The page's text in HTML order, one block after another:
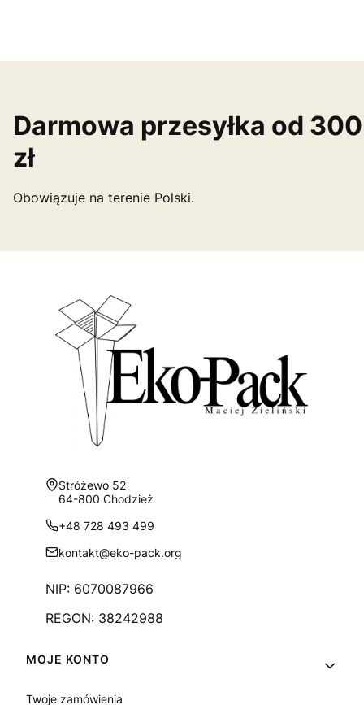
Darmowa przesyłka od 300
zł
Obowiązuje na terenie Polski.
Adres:
Stróżewo 52
64-800 Chodzież
+48 728 493 499
kontakt@eko-pack.org
NIP: 6070087966
REGON: 38242988
Linki w stopce
MOJE KONTO
Twoje zamówienia